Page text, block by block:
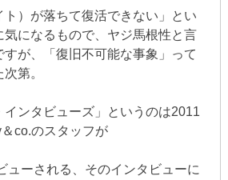
ト）が落ちて復活できない」とい
気になるもので、ヤジ馬根性と言
が、「復旧不可能な事象」って
第。
インタビューズ」というのは2011
co.のスタッフが
ューされる、そのインタビューに